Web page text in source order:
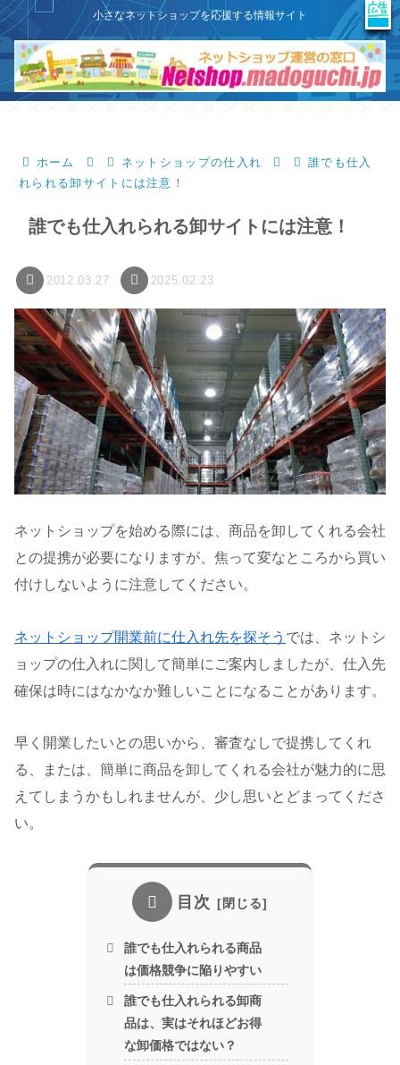
X
このサイトはプロモーションを含みます
小さなネットショップを応援する情報サイト
ホーム ネットショップの仕入れ
誰でも仕入
れられる卸サイトには注意！
誰でも仕入れられる卸サイトには注意！
2012.03.27 2025.02.23
ネットショップを始める際には、商品を卸してくれる会社
との提携が必要になりますが、焦って変なところから買い
付けしないように注意してください。
ネットショップ開業前に仕入れ先を探そう では、ネットシ
ョップの仕入れに関して簡単にご案内しましたが、仕入先
確保は時にはなかなか難しいことになることがあります。
早く開業したいとの思いから、審査なしで提携してくれ
る、または、簡単に商品を卸してくれる会社が魅力的に思
えてしまうかもしれませんが、少し思いとどまってくださ
い。
目次
誰でも仕入れられる商品
は価格競争に陥りやすい
誰でも仕入れられる卸商
品は、実はそれほどお得
な卸価格ではない？